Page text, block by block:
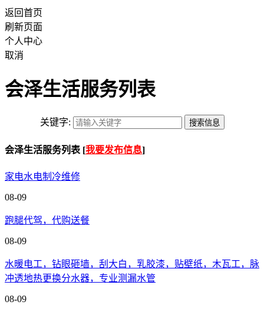
返回首页
刷新页面
个人中心
取消
会泽生活服务列表
关键字:
会泽生活服务列表 [我要发布信息]
家电水电制冷维修
08-09
跑腿代驾，代购送餐
08-09
水暖电工，钻眼砸墙，刮大白，乳胶漆，贴壁纸，木瓦工，脉
冲透地热更换分水器，专业测漏水管
08-09